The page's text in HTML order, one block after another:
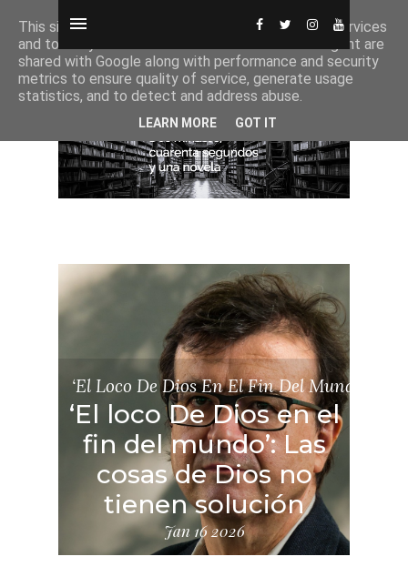
‘El Loco De Dios En El Fin Del Mundo’
‘El loco De Dios en el
fin del mundo’: Las
cosas de Dios no
tienen solución
Jan 16 2026
This site uses cookies from Google to deliver its services
and to analyze traffic. Your IP address and user-agent are
shared with Google along with performance and security
metrics to ensure quality of service, generate usage
statistics, and to detect and address abuse.
LEARN MORE GOT IT